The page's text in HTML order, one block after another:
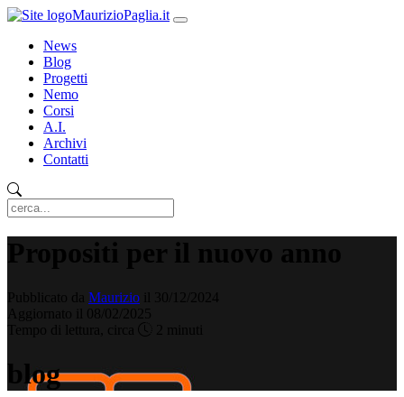
MaurizioPaglia.it
News
Blog
Progetti
Nemo
Corsi
A.I.
Archivi
Contatti
Maurizio
blog